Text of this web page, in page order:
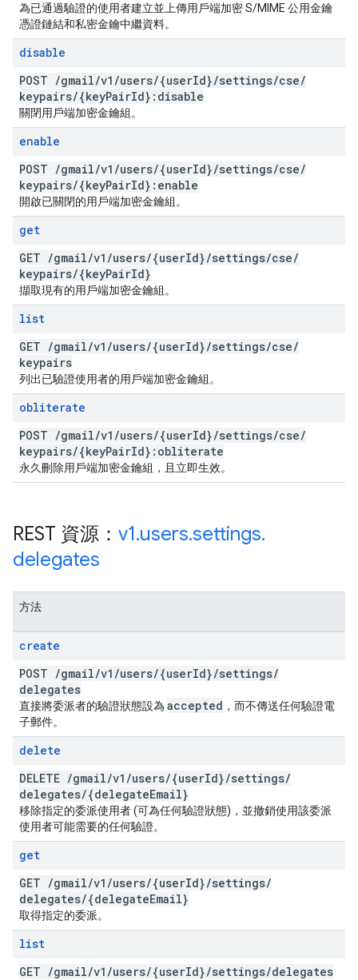
為已通過驗證的使用者建立並上傳用戶端加密 S/MIME 公用金鑰
憑證鏈結和私密金鑰中繼資料。
disable
POST /gmail/v1 /users/{userId}/settings/cse/
keypairs/{keyPairId}:disable
關閉用戶端加密金鑰組。
enable
POST /gmail/v1 /users/{userId}/settings/cse/
keypairs/{keyPairId}:enable
開啟已關閉的用戶端加密金鑰組。
get
GET /gmail/v1 /users/{userId}/settings/cse/
keypairs/{keyPairId}
擷取現有的用戶端加密金鑰組。
list
GET /gmail/v1 /users/{userId}/settings/cse/
keypairs
列出已驗證使用者的用戶端加密金鑰組。
obliterate
POST /gmail/v1 /users/{userId}/settings/cse/
keypairs/{keyPairId}:obliterate
永久刪除用戶端加密金鑰組，且立即生效。
REST 資源： v1.users.settings.
delegates
方法
create
POST /gmail/v1 /users/{userId}/settings/
delegates
直接將委派者的驗證狀態設為 accepted ，而不傳送任何驗證電
子郵件。
delete
DELETE /gmail/v1 /users/{userId}/settings/
delegates/{delegateEmail}
移除指定的委派使用者 (可為任何驗證狀態)，並撤銷使用該委派
使用者可能需要的任何驗證。
get
GET /gmail/v1 /users/{userId}/settings/
delegates/{delegateEmail}
取得指定的委派。
list
GET /gmail/v1 /users/{userId}/settings/delegates